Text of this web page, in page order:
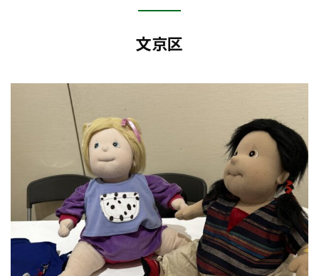
文京区